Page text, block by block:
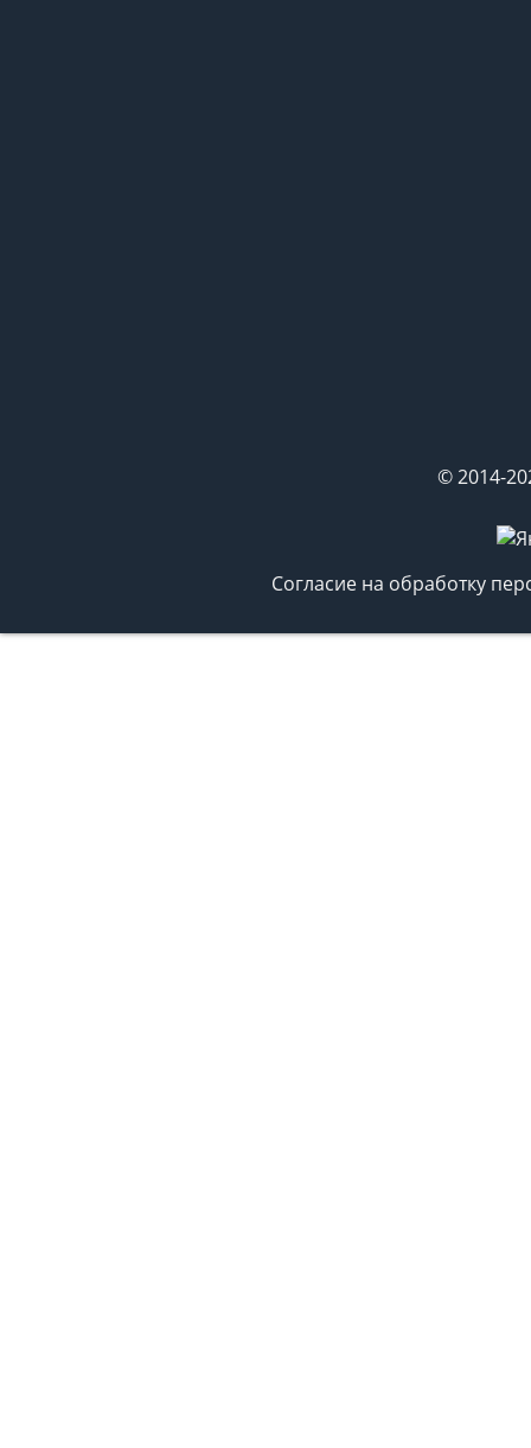
© 2014-
Согласие на обработку